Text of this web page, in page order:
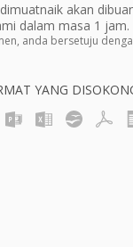
akan
dalam masa 1 jam.
anda bersetuju
YANG